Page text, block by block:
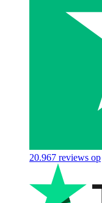
20.967 reviews op